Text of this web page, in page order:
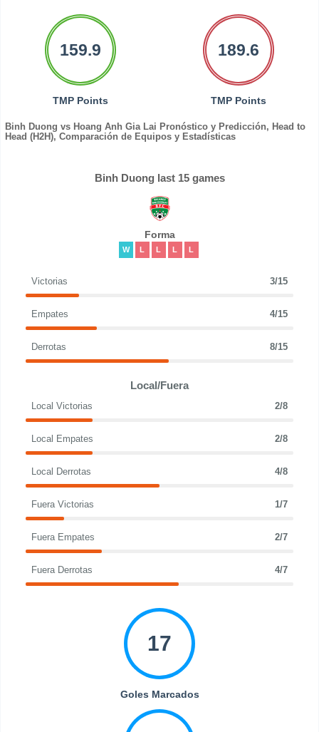
159.9
TMP Points
189.6
TMP Points
Binh Duong vs Hoang Anh Gia Lai Pronóstico y Predicción, Head to
Head (H2H), Comparación de Equipos y Estadísticas
Binh Duong last 15 games
Forma
W L L L L
Victorias 3/15
Empates 4/15
Derrotas 8/15
Local/Fuera
Local Victorias 2/8
Local Empates 2/8
Local Derrotas 4/8
Fuera Victorias 1/7
Fuera Empates 2/7
Fuera Derrotas 4/7
17
Goles Marcados